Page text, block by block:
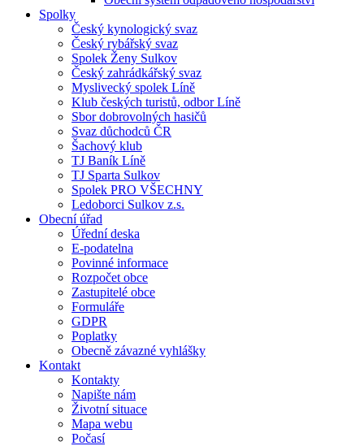
Spolky
Český kynologický svaz
Český rybářský svaz
Spolek Ženy Sulkov
Český zahrádkářský svaz
Myslivecký spolek Líně
Klub českých turistů, odbor Líně
Sbor dobrovolných hasičů
Svaz důchodců ČR
Šachový klub
TJ Baník Líně
TJ Sparta Sulkov
Spolek PRO VŠECHNY
Ledoborci Sulkov z.s.
Obecní úřad
Úřední deska
E-podatelna
Povinné informace
Rozpočet obce
Zastupitelé obce
Formuláře
GDPR
Poplatky
Obecně závazné vyhlášky
Kontakt
Kontakty
Napište nám
Životní situace
Mapa webu
Počasí